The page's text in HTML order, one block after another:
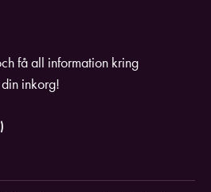
få all information kring
inkorg!